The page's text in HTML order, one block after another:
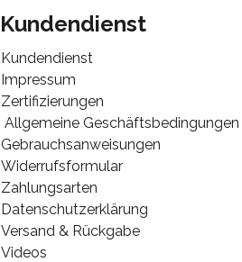
Kundendienst
Kundendienst
Impressum
Zertifizierungen
Allgemeine Geschäftsbedingungen
Gebrauchsanweisungen
Widerrufsformular
Zahlungsarten
Datenschutzerklärung
Versand & Rückgabe
Videos